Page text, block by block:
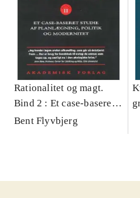
Rationalitet og magt.
Bind 2 : Et case-baseret
studie af planlægning,
Bent Flyvbjerg